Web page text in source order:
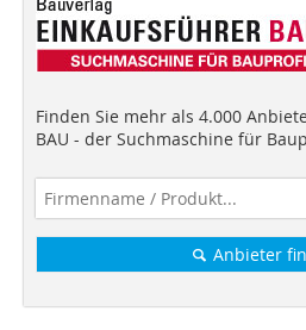
Finden Sie mehr als 4.000
BAU - der Suchmaschine für
Anbieter